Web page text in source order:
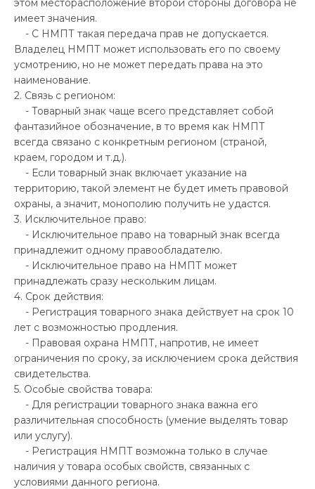
этом месторасположение второй стороны договора не
имеет значения.
- С НМПТ такая передача прав не допускается.
Владелец НМПТ может использовать его по своему
усмотрению, но не может передать права на это
наименование.
2. Связь с регионом:
- Товарный знак чаще всего представляет собой
фантазийное обозначение, в то время как НМПТ
всегда связано с конкретным регионом (страной,
краем, городом и т.д.).
- Если товарный знак включает указание на
территорию, такой элемент не будет иметь правовой
охраны, а значит, монополию получить не удастся.
3. Исключительное право:
- Исключительное право на товарный знак всегда
принадлежит одному правообладателю.
- Исключительное право на НМПТ может
принадлежать сразу нескольким лицам.
4. Срок действия:
- Регистрация товарного знака действует на срок 10
лет с возможностью продления.
- Правовая охрана НМПТ, напротив, не имеет
ограничения по сроку, за исключением срока действия
свидетельства.
5. Особые свойства товара:
- Для регистрации товарного знака важна его
различительная способность (умение выделять товар
или услугу).
- Регистрация НМПТ возможна только в случае
наличия у товара особых свойств, связанных с
условиями данного региона.